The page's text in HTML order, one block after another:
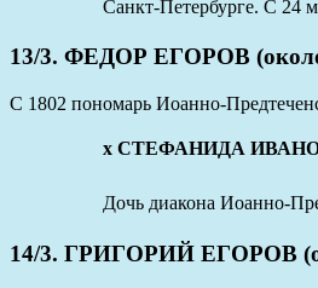
Санкт-Петербурге. С 24
13/3. ФЕДОР ЕГОРОВ
С 1802 пономарь Иоанно-
х СТЕФАНИДА
Дочь диакона Иоанно-
14/3. ГРИГОРИЙ ЕГОРОВ